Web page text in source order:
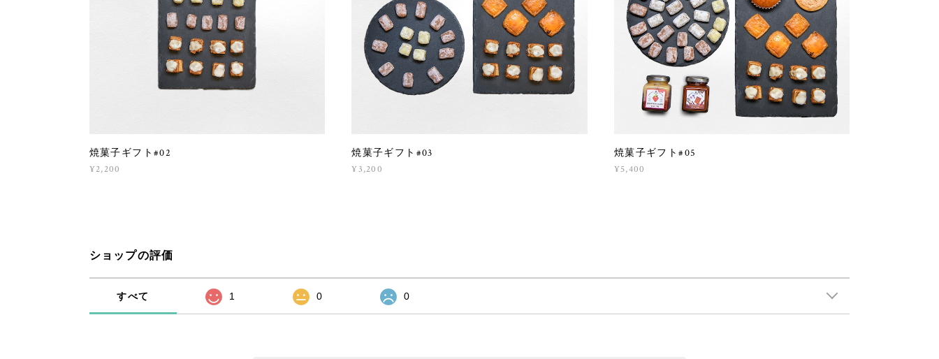
焼菓子ギフト#02
¥2,200
焼菓子ギフト#03
¥3,200
焼菓子ギフト#05
¥5,400
ショップの評価
すべて 1 0 0